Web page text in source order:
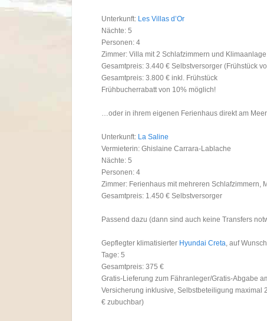
Unterkunft: Les Villas d’Or
Nächte: 5
Personen: 4
Zimmer: Villa mit 2 Schlafzimmern und Klimaanlage
Gesamtpreis: 3.440 € Selbstversorger (Frühstück
Gesamtpreis: 3.800 € inkl. Frühstück
Frühbucherrabatt von 10% möglich!
…oder in ihrem eigenen Ferienhaus direkt am
Unterkunft: La Saline
Vermieterin: Ghislaine Carrara-Lablache
Nächte: 5
Personen: 4
Zimmer: Ferienhaus mit mehreren Schlafzimmern,
Gesamtpreis: 1.450 € Selbstversorger
Passend dazu (dann sind auch keine Transfers
Gepflegter klimatisierter Hyundai Creta, auf
Tage: 5
Gesamtpreis: 375 €
Gratis-Lieferung zum Fähranleger/Gratis-Abgabe
Versicherung inklusive, Selbstbeteiligung maximal
€ zubuchbar)